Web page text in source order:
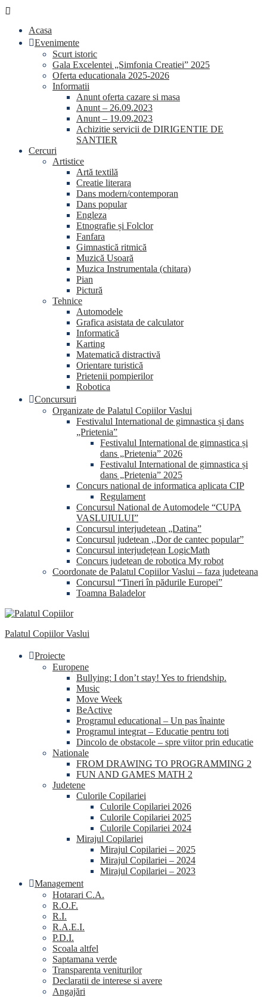
conținut
Skip
contentAcasa
Evenimente
Scurt istoric
Gala Excelentei „Simfonia Creatiei” 2025
Oferta educationala 2025-2026
Informatii
Anunt oferta cazare si masa
Anunt – 26.09.2023
Anunt – 19.09.2023
Achizitie servicii de DIRIGENTIE DE
SANTIER
Cercuri
Artistice
Artă textilă
Creatie literara
Dans modern/contemporan
Dans popular
Engleza
Etnografie și Folclor
Fanfara
Gimnastică ritmică
Muzică Usoară
Muzica Instrumentala (chitara)
Pian
Pictură
Tehnice
Automodele
Grafica asistata de calculator
Informatică
Karting
Matematică distractivă
Orientare turistică
Prietenii pompierilor
Robotica
Concursuri
Organizate de Palatul Copiilor Vaslui
Festivalul International de gimnastica și dans
„Prietenia”
Festivalul International de gimnastica și
dans „Prietenia” 2026
Festivalul International de gimnastica și
dans „Prietenia” 2025
Concurs national de informatica aplicata CIP
Regulament
Concursul National de Automodele “CUPA
VASLUIULUI”
Concursul interjudetean „Datina”
Concursul judetean ,,Dor de cantec popular”
Concursul interjudețean LogicMath
Concurs judetean de robotica My robot
Coordonate de Palatul Copiilor Vaslui – faza judeteana
Concursul “Tineri în pădurile Europei”
Toamna Baladelor
Palatul Copiilor Vaslui
Proiecte
Europene
Bullying: I don’t stay! Yes to friendship.
Music
Move Week
BeActive
Programul educational – Un pas înainte
Programul integrat – Educatie pentru toti
Dincolo de obstacole – spre viitor prin educatie
Nationale
FROM DRAWING TO PROGRAMMING 2
FUN AND GAMES MATH 2
Judetene
Culorile Copilariei
Culorile Copilariei 2026
Culorile Copilariei 2025
Culorile Copilariei 2024
Mirajul Copilariei
Mirajul Copilariei – 2025
Mirajul Copilariei – 2024
Mirajul Copilariei – 2023
Management
Hotarari C.A.
R.O.F.
R.I.
R.A.E.I.
P.D.I.
Scoala altfel
Saptamana verde
Transparenta veniturilor
Declaratii de interese si avere
Angajări